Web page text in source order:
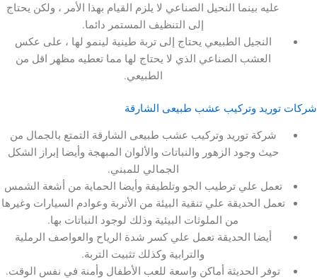
بينما النحيل الصناعي لا يلزم القيام بهذا الأمر ، ولكن يحتاج
إلى التنظيف المستمر دائما.
النجيل الطبيعي يحتاج إلى تربة طينية لينمو لها ، على عكس
العشب الصناعي الذي لا يحتاج لها مما تعطيه مظهر اقل من
وتركيب عشب طبيعى الشارقة
شركة توريد وتركيب عشب طبيعى الشارقة التمتع بالجمال من
وجود الزهور والنباتات والألوان المبهجة وأيضا إبراز الشكل
الجمالي للمبني.
علي ترطيب الجو وتلطيفة وأيضا الحماية من أشعة الشمس
الحديقة علي تنقية البيئة من الأتربة وعوادم السيارات وغيرها
من الملوثات البيئية وذلك لوجود النباتات بها.
أيضا الحديقة تعمل علي كسر شدة الرياح والعواصف الرملية
والترابية وكذلك تثبيت التربة.
الحديثة أماكن واسعة للعب الأطفال وأمنة في نفس الوقت.